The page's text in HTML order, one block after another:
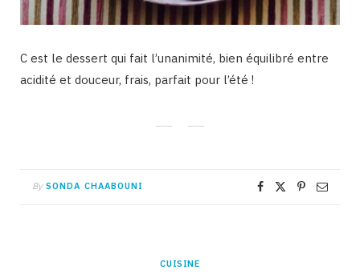
C est le dessert qui fait l’unanimité, bien équilibré entre
acidité et douceur, frais, parfait pour l’été !
By SONDA CHAABOUNI
CUISINE